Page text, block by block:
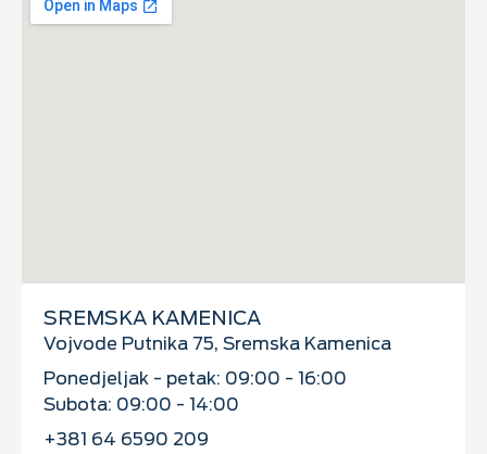
SREMSKA KAMENICA
Vojvode Putnika 75, Sremska Kamenica
Ponedjeljak - petak: 09:00 - 16:00
Subota: 09:00 - 14:00
+381 64 6590 209